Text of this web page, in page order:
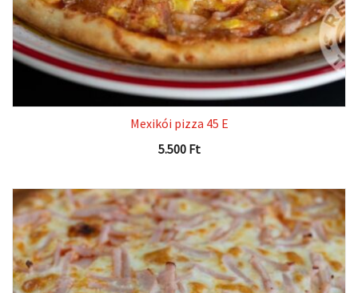
Mexikói pizza 45 E
5.500 Ft